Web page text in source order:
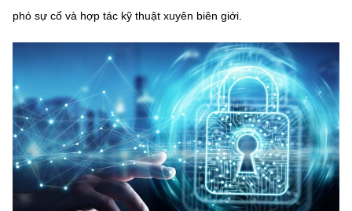
phó sự cố và hợp tác kỹ thuật xuyên biên giới.